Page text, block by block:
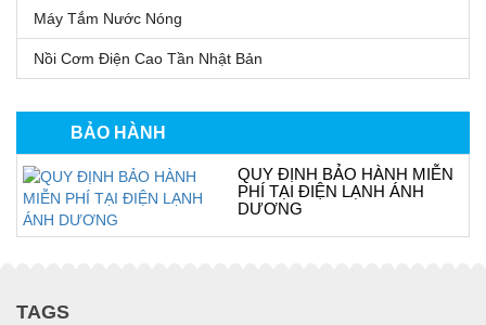
Máy Tắm Nước Nóng
Nồi Cơm Điện Cao Tần Nhật Bản
BẢO HÀNH
QUY ĐỊNH BẢO HÀNH MIỄN
PHÍ TẠI ĐIỆN LẠNH ÁNH
DƯƠNG
TAGS